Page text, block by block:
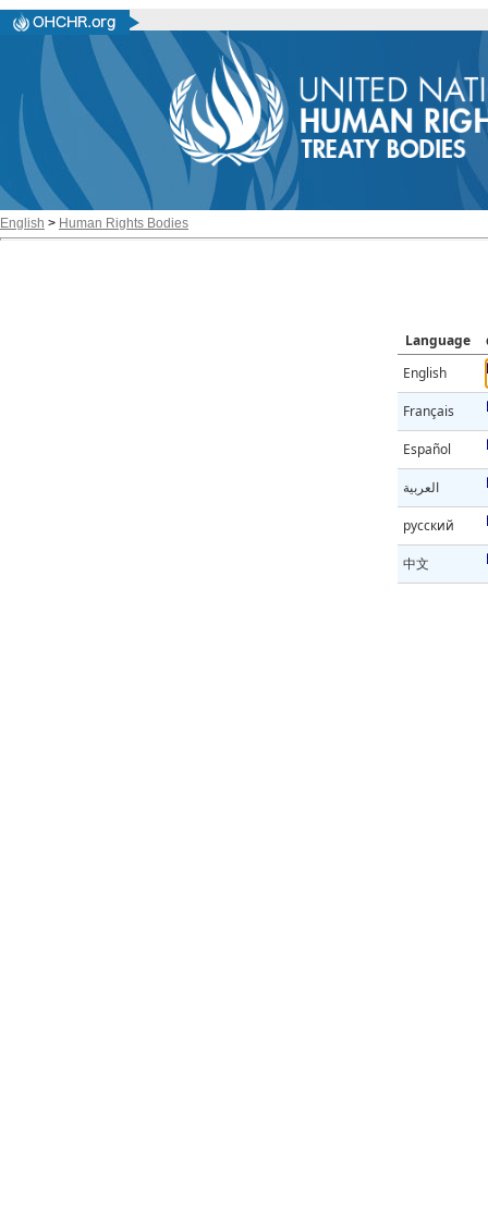
English > Human Rights Bodies
Language
English
Français
Español
العربية
русский
中文